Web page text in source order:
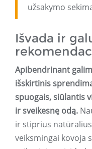
užsakymo
Išvada ir
Apibendrinant
išskirtinis
spuogais, siūlantis
ir sveikesnę odą.
ir stiprius
veiksmingai kovoja